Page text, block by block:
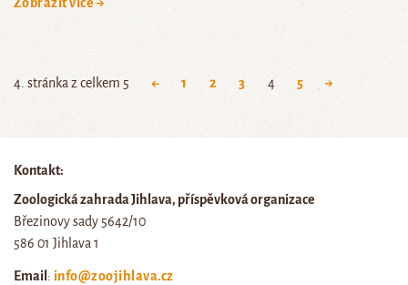
4. stránka z celkem 5 ← 1 2 3 4 5 →
Kontakt:
Zoologická zahrada Jihlava, příspěvková organizace
Březinovy sady 5642/10
586 01 Jihlava 1
Email: info@zoojihlava.cz